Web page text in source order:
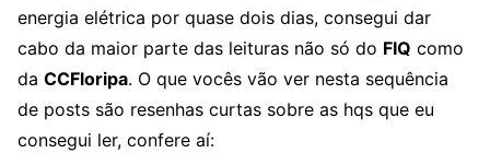
energia elétrica por quase dois dias, consegui dar
cabo da maior parte das leituras não só do FIQ como
da CCFloripa. O que vocês vão ver nesta sequência
de posts são resenhas curtas sobre as hqs que eu
consegui ler, confere aí: